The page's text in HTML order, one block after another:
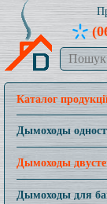
Каталог
Дымоходы
Дымоходы
Дымоходы для